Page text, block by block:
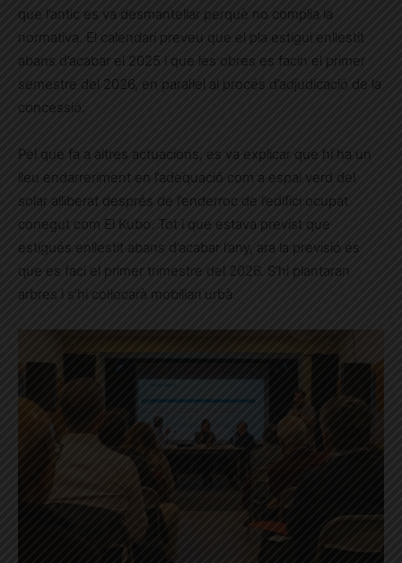
que l’antic es va desmantellar perquè no complia la
normativa. El calendari preveu que el pla estigui enllestit
abans d’acabar el 2025 i que les obres es facin el primer
semestre del 2026, en paral·lel al procés d’adjudicació de la
concessió.
Pel que fa a altres actuacions, es va explicar que hi ha un
lleu endarreriment en l’adequació com a espai verd del
solar alliberat després de l’enderroc de l’edifici ocupat
conegut com El Kubo. Tot i que estava previst que
estigués enllestit abans d’acabar l’any, ara la previsió és
que es faci el primer trimestre del 2026. S’hi plantaran
arbres i s’hi col·locarà mobiliari urbà.